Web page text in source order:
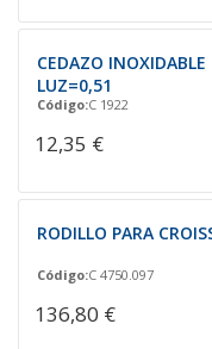
CEDAZO
LUZ=0,51
Código:C 1922
12,35 €
RODILLO PARA
Código:C 4750.097
136,80 €